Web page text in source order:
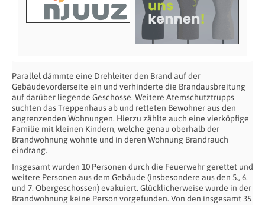
Parallel dämmte eine Drehleiter den Brand auf der
Gebäudevorderseite ein und verhinderte die Brandausbreitung
auf darüber liegende Geschosse. Weitere Atemschutztrupps
suchten das Treppenhaus ab und retteten Bewohner aus den
angrenzenden Wohnungen. Hierzu zählte auch eine vierköpfige
Familie mit kleinen Kindern, welche genau oberhalb der
Brandwohnung wohnte und in deren Wohnung Brandrauch
eindrang.
Insgesamt wurden 10 Personen durch die Feuerwehr gerettet und
weitere Personen aus dem Gebäude (insbesondere aus den 5., 6.
und 7. Obergeschossen) evakuiert. Glücklicherweise wurde in der
Brandwohnung keine Person vorgefunden. Von den insgesamt 35